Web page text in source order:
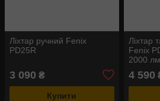
Ліхтар ручний Fenix
PD25R
3 090 ₴
Купити
Ліхтар
Fenix
2000
4 590